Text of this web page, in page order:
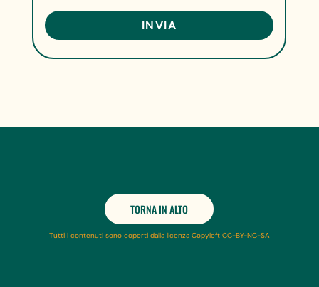
TORNA IN ALTO
Tutti i contenuti sono coperti dalla licenza Copyleft CC-BY-NC-SA